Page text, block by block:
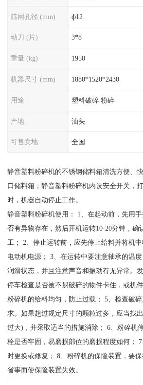
筛网孔径 (mm) ф12
动刀 (片) 3*8
重量 (kg) 1950
机器尺寸 (mm) 1880*1520*2430
用途 塑料破碎 粉碎
产地 汕头
可售卖地 全国
静音塑料粉碎机的不锈钢储料箱清洗方便、
口储料箱；静音塑料粉碎机内设安全开关，
时，机器自动停止工作。
静音塑料粉碎机使用： 1、在起动前，先用
否有异物存在，然后开机运转10-20分钟，确
工； 2、停止运转前，应先停止给料并将机
电动机电源； 3、在运转中要注意轴承的温
润滑状态，并且注意声音和振动有无异常。
停车检查是否被不易破碎的物件卡住，或机
粉碎机的给料均匀，防止过载； 5、检查破
求。如果超过规定尺寸的颗粒过多，应当找
过大)，并采取适当的措施消除； 6、粉碎机
栓是否牢固，易磨损部位的磨损程度如何；
时更换或修复； 8、粉碎机的保险装置，要
省事而使保险装置失效。